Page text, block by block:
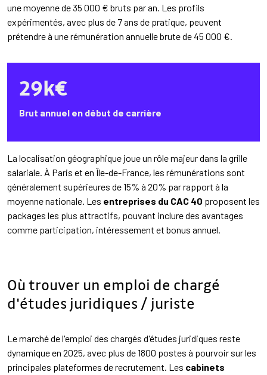
une moyenne de 35 000 € bruts par an. Les profils
expérimentés, avec plus de 7 ans de pratique, peuvent
prétendre à une rémunération annuelle brute de 45 000 €.
29k€
Brut annuel en début de carrière
La localisation géographique joue un rôle majeur dans la grille
salariale. À Paris et en Île-de-France, les rémunérations sont
généralement supérieures de 15% à 20% par rapport à la
moyenne nationale. Les entreprises du CAC 40 proposent les
packages les plus attractifs, pouvant inclure des avantages
comme participation, intéressement et bonus annuel.
Où trouver un emploi de chargé
d'études juridiques / juriste
Le marché de l'emploi des chargés d'études juridiques reste
dynamique en 2025, avec plus de 1800 postes à pourvoir sur les
principales plateformes de recrutement. Les cabinets